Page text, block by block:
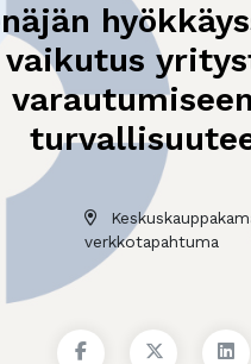
vaikutus
verkkotapahtuma